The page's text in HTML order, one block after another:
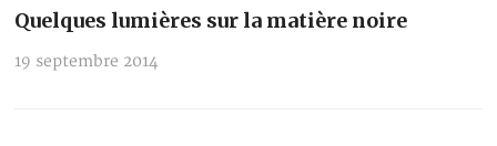
Quelques lumières sur la matière noire
19 septembre 2014